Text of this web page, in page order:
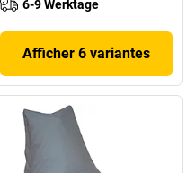
6-9 Werktage
Afficher 6 variantes